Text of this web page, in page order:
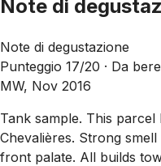
Note di
Note di degustazione
Punteggio 17/20 · Da
MW, Nov 2016
Tank sample. This
Chevalières. Strong
front palate. All builds